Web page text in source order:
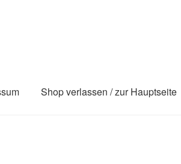
Shop verlassen / zur Hauptseite